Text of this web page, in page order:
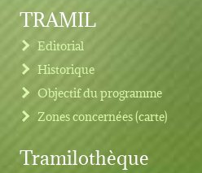
TRAMIL
Editorial
Historique
Objectif du programme
Zones concernées (carte)
Tramilothèque